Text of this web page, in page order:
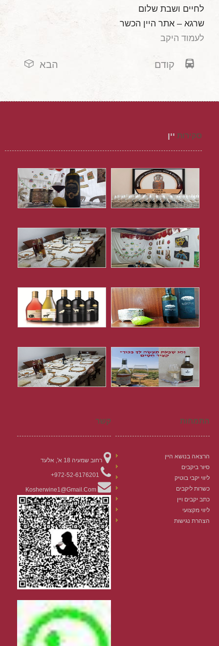
לחיים ושבת שלום
שרגא – אתר היין הכשר
לעמוד היקב
קודם הבא
סקירות יין
התמחות
הרצאה בנושא היין
סיור ביקבים
ליווי יקבי בוטיק
כשרות ליקבים
כתב יקבים ויין
ליווי מקצועי
הצהרת נגישות
קשר
רחוב שמעיה 18 א', אלעד
972-52-6176201+
Kosherwine1@gmail.com